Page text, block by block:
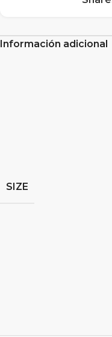
Información adicional
SIZE